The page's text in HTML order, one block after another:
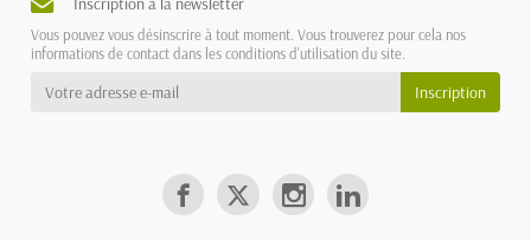
Vous pouvez vous désinscrire à tout moment. Vous trouverez pour cela nos
informations de contact dans les conditions d'utilisation du site.